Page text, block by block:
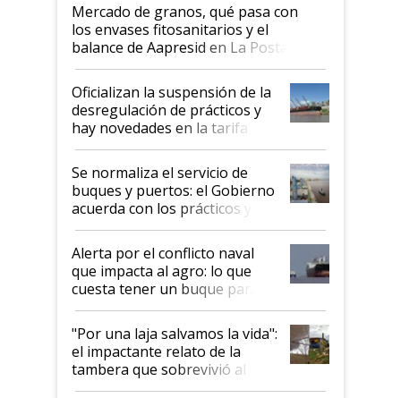
Mercado de granos, qué pasa con
los envases fitosanitarios y el
balance de Aapresid en La Posta
Oficializan la suspensión de la
desregulación de prácticos y
hay novedades en la tarifa de
la hidrovía
Se normaliza el servicio de
buques y puertos: el Gobierno
acuerda con los prácticos y
suspende el decreto de
desregulación
Alerta por el conflicto naval
que impacta al agro: lo que
cuesta tener un buque parado
y el peligro de que Argentina
pase a ser "país sucio"
"Por una laja salvamos la vida":
el impactante relato de la
tambera que sobrevivió al
tornado